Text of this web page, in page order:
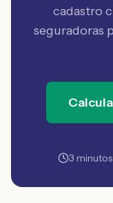
cadastro
seguradoras
3 minutos